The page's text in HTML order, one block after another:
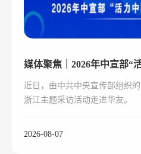
媒体聚焦｜2026年中宣部“
近日，由中共中央宣传部组织
浙江主题采访活动走进华友。
2026-08-07